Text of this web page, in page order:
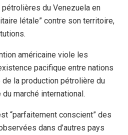
du Venezuela en
létale” contre son territoire,
américaine viole les
pacifique entre nations
la production pétrolière du
marché international.
“parfaitement conscient” des
dans d’autres pays